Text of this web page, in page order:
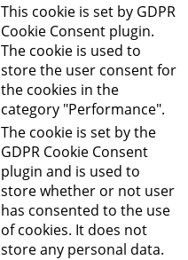
This cookie is set by GDPR
Cookie Consent plugin.
The cookie is used to
store the user consent for
the cookies in the
category "Performance".
The cookie is set by the
GDPR Cookie Consent
plugin and is used to
store whether or not user
has consented to the use
of cookies. It does not
store any personal data.